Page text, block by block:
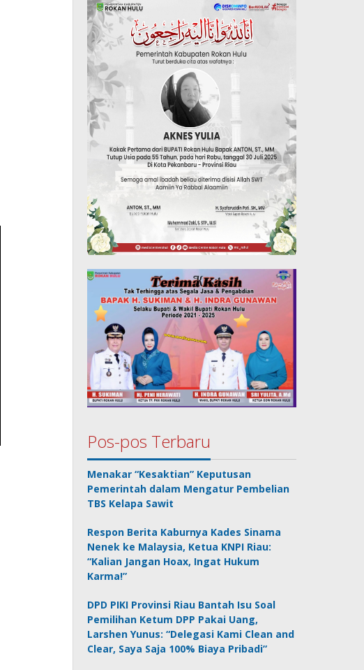
Pos-pos Terbaru
Menakar “Kesaktian” Keputusan
Pemerintah dalam Mengatur Pembelian
TBS Kelapa Sawit
Respon Berita Kaburnya Kades Sinama
Nenek ke Malaysia, Ketua KNPI Riau:
“Kalian Jangan Hoax, Ingat Hukum
Karma!”
DPD PIKI Provinsi Riau Bantah Isu Soal
Pemilihan Ketum DPP Pakai Uang,
Larshen Yunus: “Delegasi Kami Clean and
Clear, Saya Saja 100% Biaya Pribadi”